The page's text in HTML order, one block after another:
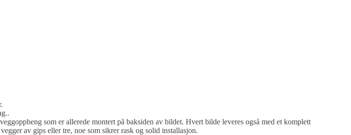
som er allerede montert på baksiden av bildet. Hvert bilde leveres også med et komplett
av gips eller tre, noe som sikrer rask og solid installasjon.